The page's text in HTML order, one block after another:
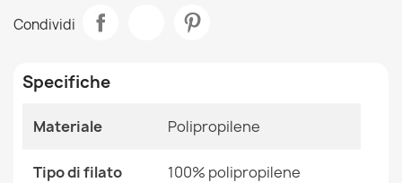
Tappeto SANTO SISAL 0989 geometrica bianco
31,90 €
31,90 €
Dimensioni
180x270 Cm
200x290 Cm
Condividi
Specifiche
Materiale Polipropilene
Tipo di filato 100% polipropilene